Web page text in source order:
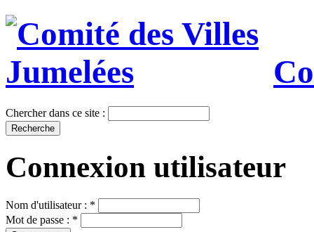
Chercher dans ce site :
Connexion utilisateur
Nom d'utilisateur : *
Mot de passe : *